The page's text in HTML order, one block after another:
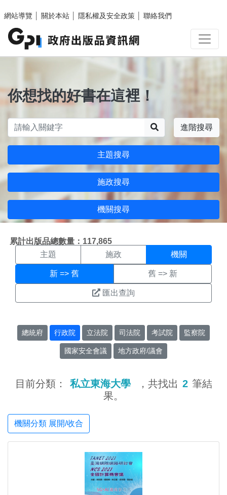
網站導覽
關於本站 隱私權及安全政策 聯絡我們
你想找的好書在這裡！
進階搜尋
主題搜尋
施政搜尋
機關搜尋
累計出版品總數量：117,865
機關搜尋結果頁面
主題 施政 機關
新 => 舊 舊 => 新
匯出查詢
總統府 行政院 立法院 司法院 考試院 監察院
國家安全會議 地方政府/議會
目前分類： 私立東海大學 ，共找出 2 筆結
果。
機關分類 展開/收合